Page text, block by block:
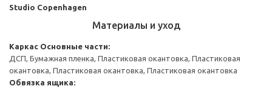
Studio Copenhagen
Материалы и уход
Каркас Основные части:
ДСП, Бумажная пленка, Пластиковая окантовка, Пластиковая
окантовка, Пластиковая окантовка, Пластиковая окантовка
Обвязка ящика: